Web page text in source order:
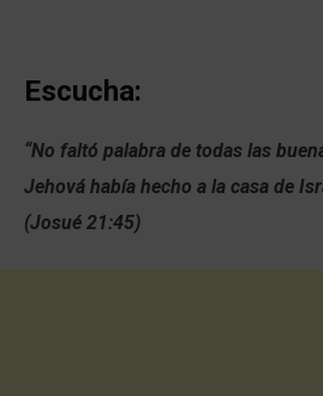
Escucha:
“No faltó palabra de todas las
Jehová había hecho a la casa de
(Josué 21:45)